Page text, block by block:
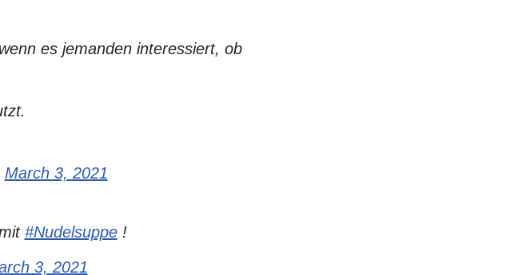
es jemanden interessiert, ob
March 3, 2021
#Nudelsuppe!
3, 2021